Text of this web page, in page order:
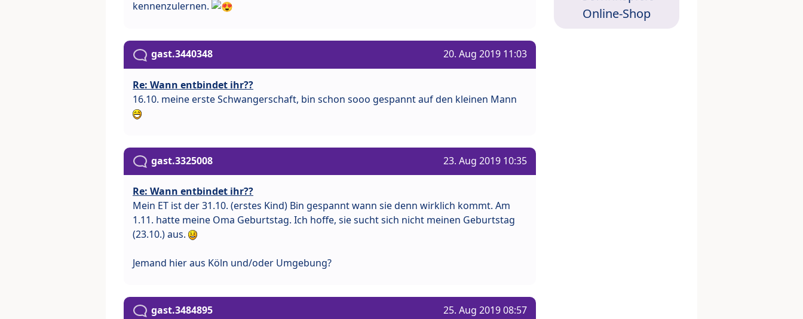
kennenzulernen.
gast.3440348 20. Aug 2019 11:03
Re: Wann entbindet ihr??
16.10. meine erste Schwangerschaft, bin schon sooo gespannt auf den kleinen Mann
gast.3325008 23. Aug 2019 10:35
Re: Wann entbindet ihr??
Mein ET ist der 31.10. (erstes Kind) Bin gespannt wann sie denn wirklich kommt. Am
1.11. hatte meine Oma Geburtstag. Ich hoffe, sie sucht sich nicht meinen Geburtstag
(23.10.) aus.
Jemand hier aus Köln und/oder Umgebung?
gast.3484895 25. Aug 2019 08:57
Online-Shop